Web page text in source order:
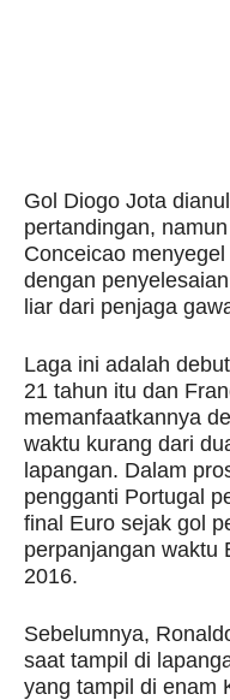
Gol Diogo Jota
pertandingan,
Conceicao
dengan
liar dari penjaga
Laga ini adalah
21 tahun itu dan
memanfaatkannya
waktu kurang dari
lapangan. Dalam
pengganti Portugal
final Euro sejak gol
perpanjangan waktu
2016.
Sebelumnya,
saat tampil di
yang tampil di enam